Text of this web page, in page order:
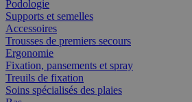
Podologie
Supports et semelles
Accessoires
Trousses de premiers secours
Ergonomie
Fixation, pansements et spray
Treuils de fixation
Soins spécialisés des plaies